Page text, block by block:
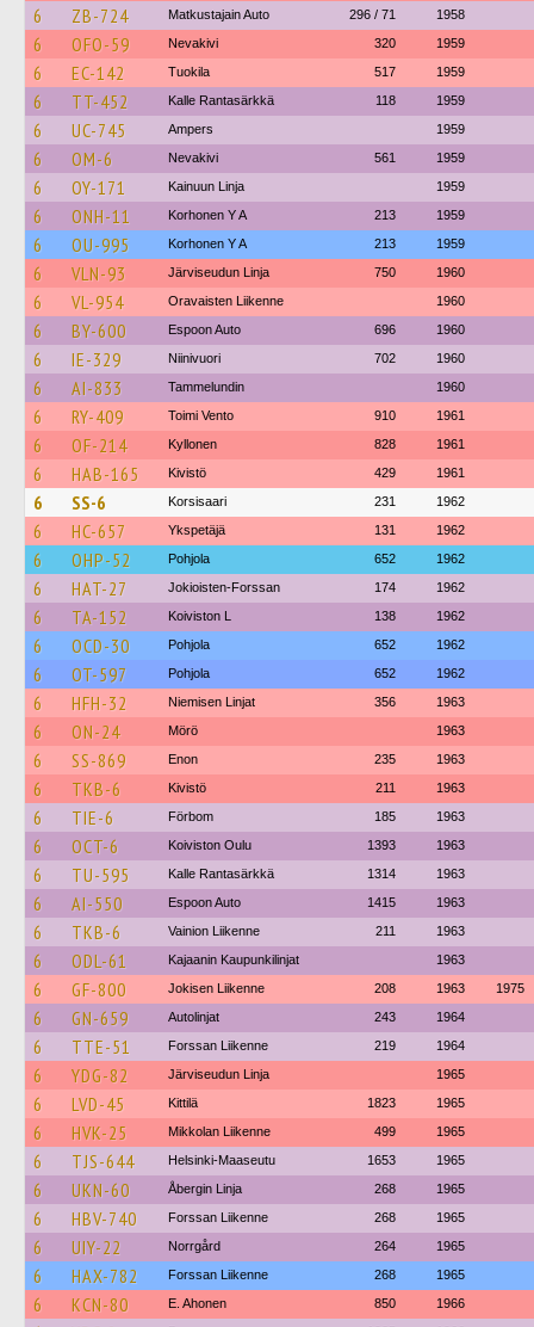
6 ZB-724 Matkustajain Auto 296 / 71 1958
6 OFO-59 Nevakivi 320 1959
6 EC-142 Tuokila 517 1959
6 TT-452 Kalle Rantasärkkä 118 1959
6 UC-745 Ampers 1959
6 OM-6 Nevakivi 561 1959
6 OY-171 Kainuun Linja 1959
6 ONH-11 Korhonen Y A 213 1959
6 OU-995 Korhonen Y A 213 1959
6 VLN-93 Järviseudun Linja 750 1960
6 VL-954 Oravaisten Liikenne 1960
6 BY-600 Espoon Auto 696 1960
6 IE-329 Niinivuori 702 1960
6 AI-833 Tammelundin 1960
6 RY-409 Toimi Vento 910 1961
6 OF-214 Kyllonen 828 1961
6 HAB-165 Kivistö 429 1961
6 SS-6 Korsisaari 231 1962
6 HC-657 Ykspetäjä 131 1962
6 OHP-52 Pohjola 652 1962
6 HAT-27 Jokioisten-Forssan 174 1962
6 TA-152 Koiviston L 138 1962
6 OCD-30 Pohjola 652 1962
6 OT-597 Pohjola 652 1962
6 HFH-32 Niemisen Linjat 356 1963
6 ON-24 Mörö 1963
6 SS-869 Enon 235 1963
6 TKB-6 Kivistö 211 1963
6 TIE-6 Förbom 185 1963
6 OCT-6 Koiviston Oulu 1393 1963
6 TU-595 Kalle Rantasärkkä 1314 1963
6 AI-550 Espoon Auto 1415 1963
6 TKB-6 Vainion Liikenne 211 1963
6 ODL-61 Kajaanin Kaupunkilinjat 1963
6 GF-800 Jokisen Liikenne 208 1963 1975
6 GN-659 Autolinjat 243 1964
6 TTE-51 Forssan Liikenne 219 1964
6 YDG-82 Järviseudun Linja 1965
6 LVD-45 Kittilä 1823 1965
6 HVK-25 Mikkolan Liikenne 499 1965
6 TJS-644 Helsinki-Maaseutu 1653 1965
6 UKN-60 Åbergin Linja 268 1965
6 HBV-740 Forssan Liikenne 268 1965
6 UIY-22 Norrgård 264 1965
6 HAX-782 Forssan Liikenne 268 1965
6 KCN-80 E. Ahonen 850 1966